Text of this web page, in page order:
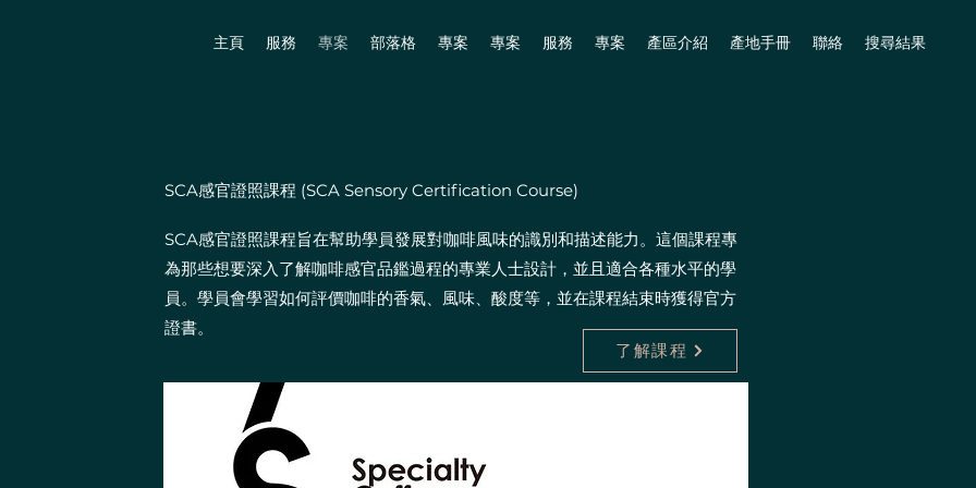
主頁 服務 專案 部落格 專案 專案 服務 專案 產區介紹 產地手冊 聯絡 搜尋結果
SCA感官證照課程 (SCA Sensory Certification Course)
SCA感官證照課程旨在幫助學員發展對咖啡風味的識別和描述能力。這個課程專
為那些想要深入了解咖啡感官品鑑過程的專業人士設計，並且適合各種水平的學
員。學員會學習如何評價咖啡的香氣、風味、酸度等，並在課程結束時獲得官方
證書。
了解課程